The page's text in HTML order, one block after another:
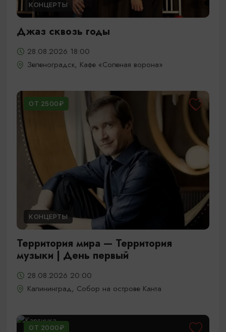
КОНЦЕРТЫ
Джаз сквозь годы
28.08.2026 18:00
Зеленоградск, Кафе «Соленая ворона»
ОТ 2500₽
КОНЦЕРТЫ
Территория мира — Территория
музыки | День первый
28.08.2026 20:00
Калининград, Собор на острове Канта
ОТ 2000₽